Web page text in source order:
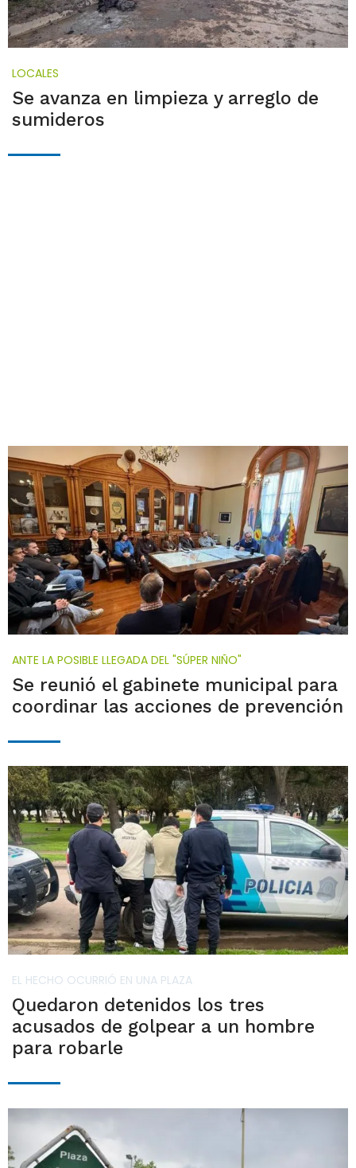
LOCALES
Se avanza en limpieza y arreglo de
sumideros
ANTE LA POSIBLE LLEGADA DEL "SÚPER NIÑO"
Se reunió el gabinete municipal para
coordinar las acciones de prevención
EL HECHO OCURRIÓ EN UNA PLAZA
Quedaron detenidos los tres
acusados de golpear a un hombre
para robarle